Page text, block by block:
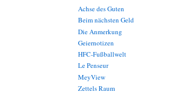
Achse des Guten
Beim nächsten Geld
Die Anmerkung
Geiernotizen
HFC-Fußballwelt
Le Penseur
MeyView
Zettels Raum